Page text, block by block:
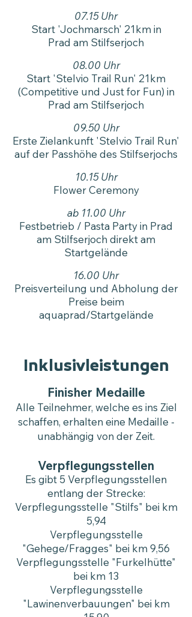
07.15 Uhr
Start 'Jochmarsch' 21km in
Prad am Stilfserjoch
08.00 Uhr
Start 'Stelvio Trail Run' 21km
(Competitive und Just for Fun) in
Prad am Stilfserjoch
09.50 Uhr
Erste Zielankunft 'Stelvio Trail Run'
auf der Passhöhe des Stilfserjochs
10.15 Uhr
Flower Ceremony
ab 11.00 Uhr
Festbetrieb / Pasta Party in Prad
am Stilfserjoch direkt am
Startgelände
16.00 Uhr
Preisverteilung und Abholung der
Preise beim
aquaprad/Startgelände
Inklusivleistungen
Finisher Medaille
Alle Teilnehmer, welche es ins Ziel
schaffen, erhalten eine Medaille -
unabhängig von der Zeit.
Verpflegungsstellen
Es gibt 5 Verpflegungsstellen
entlang der Strecke:
Verpflegungsstelle "Stilfs" bei km
5,94
Verpflegungsstelle
"Gehege/Fragges" bei km 9,56
Verpflegungsstelle "Furkelhütte"
bei km 13
Verpflegungsstelle
"Lawinenverbauungen" bei km